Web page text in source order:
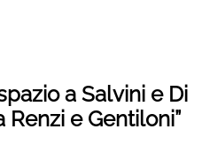
a Salvini e Di
Renzi e Gentiloni”